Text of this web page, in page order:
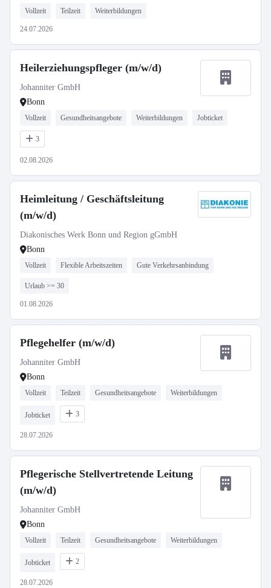
Vollzeit Teilzeit Weiterbildungen
24.07.2026
Heilerziehungspfleger (m/w/d)
Johanniter GmbH
Bonn
Vollzeit Gesundheitsangebote Weiterbildungen Jobticket
3
02.08.2026
Heimleitung / Geschäftsleitung
(m/w/d)
Diakonisches Werk Bonn und Region gGmbH
Bonn
Vollzeit Flexible Arbeitszeiten Gute Verkehrsanbindung
Urlaub >= 30
01.08.2026
Pflegehelfer (m/w/d)
Johanniter GmbH
Bonn
Vollzeit Teilzeit Gesundheitsangebote Weiterbildungen
Jobticket 3
28.07.2026
Pflegerische Stellvertretende Leitung
(m/w/d)
Johanniter GmbH
Bonn
Vollzeit Teilzeit Gesundheitsangebote Weiterbildungen
Jobticket 2
28.07.2026